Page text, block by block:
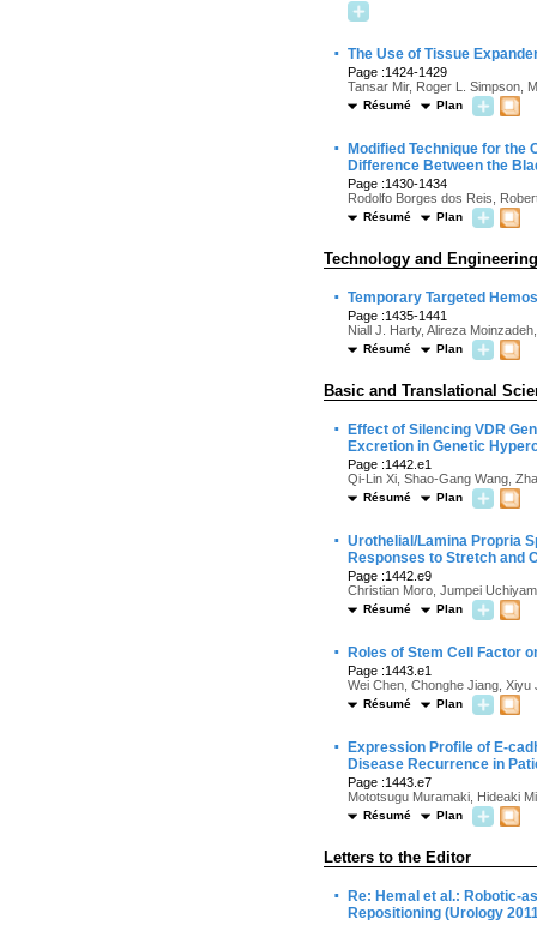
· The Use of Tissue
Page :1424-1429
Tansar Mir, Roger L. Simpson,
Résumé Plan
·
Modified Technique for the
Difference Between the
Page :1430-1434
Rodolfo Borges dos Reis,
Résumé Plan
Technology and Engineering
· Temporary Targeted
Page :1435-1441
Niall J. Harty, Alireza
Résumé Plan
Basic and Translational
·
Effect of Silencing VDR
Excretion in Genetic
Page :1442.e1
Qi-Lin Xi, Shao-Gang Wang,
Résumé Plan
· Urothelial/Lamina Propria
Responses to Stretch and
Page :1442.e9
Christian Moro, Jumpei
Résumé Plan
· Roles of Stem Cell Factor
Page :1443.e1
Wei Chen, Chonghe Jiang,
Résumé Plan
·
Expression Profile of E-
Disease Recurrence in
Page :1443.e7
Mototsugu Muramaki, Hideaki
Résumé Plan
Letters to the Editor
·
Re: Hemal et al.: Robotic-
Repositioning (Urology